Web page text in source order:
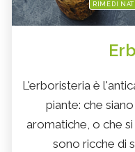
RIMEDI
L'erboristeria è
piante: che
aromatiche, o che
sono ricche di